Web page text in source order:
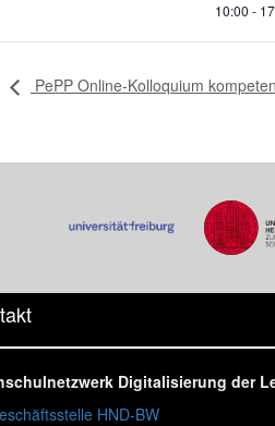
10:00 -
PePP Online-Kolloquium
Digitalisierung der
HND-BW